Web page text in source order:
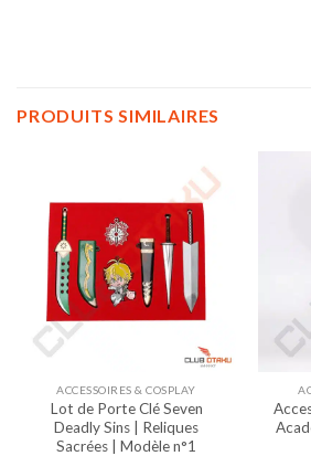
PRODUITS SIMILAIRES
ACCESSOIRES & COSPLAY
Lot de Porte Clé Seven
Deadly Sins | Reliques
Sacrées | Modèle n°1